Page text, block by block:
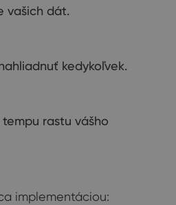
vašich dát.
kedykoľvek.
rastu vášho
implementáciou: